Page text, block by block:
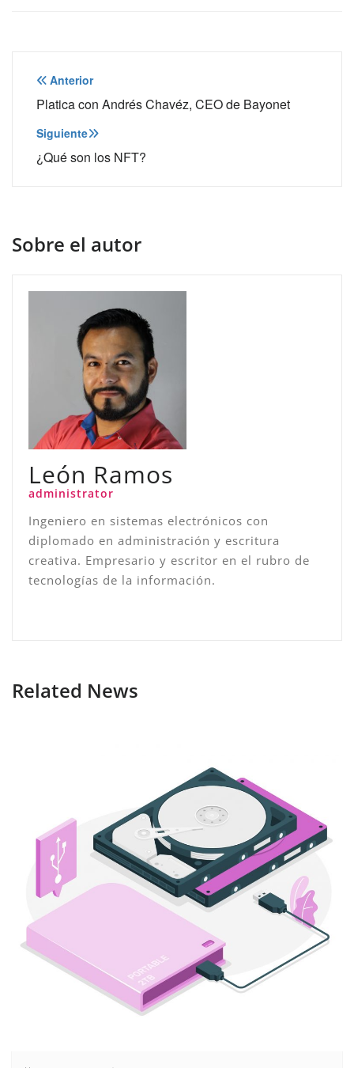
Navegación
de
entradas
Anterior
Platica con Andrés Chavéz, CEO de Bayonet
Siguiente
¿Qué son los NFT?
Sobre el autor
León Ramos
administrator
Ingeniero en sistemas electrónicos con
diplomado en administración y escritura
creativa. Empresario y escritor en el rubro de
tecnologías de la información.
Related News